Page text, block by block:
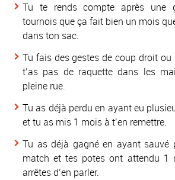
Tu te rends compte après une
tournois que ça fait bien un mois
dans ton sac.
Tu fais des gestes de coup droit ou
t’as pas de raquette dans les
pleine rue.
Tu as déjà perdu en ayant eu
et tu as mis 1 mois à t’en remettre.
Tu as déjà gagné en ayant sauvé
match et tes potes ont attendu 1
arrêtes d’en parler.